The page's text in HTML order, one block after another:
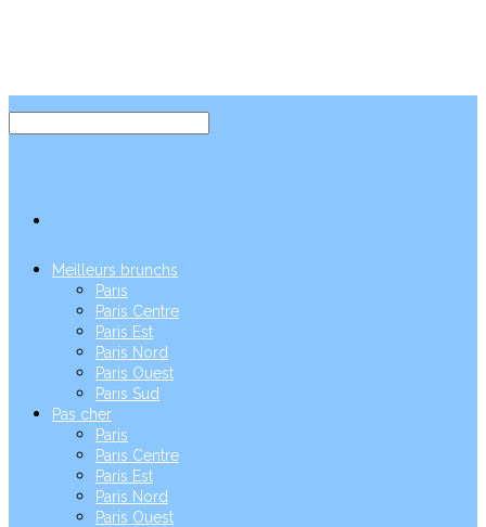
Meilleurs brunchs
Paris
Paris Centre
Paris Est
Paris Nord
Paris Ouest
Paris Sud
Pas cher
Paris
Paris Centre
Paris Est
Paris Nord
Paris Ouest